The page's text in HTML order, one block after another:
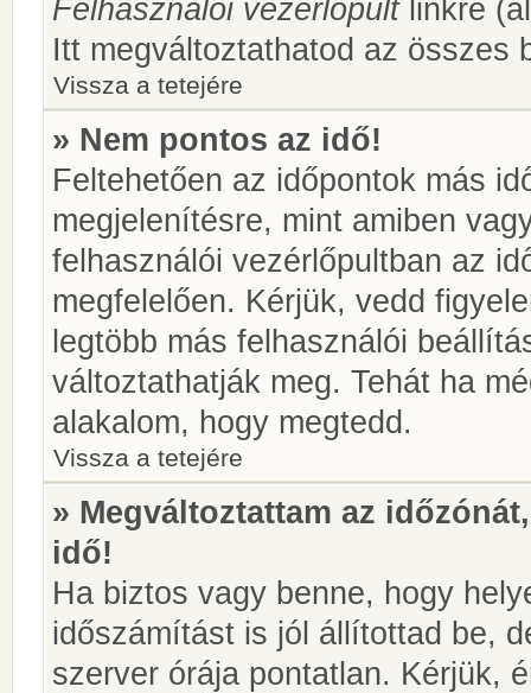
Felhasználói vezérlőpultlinkre
Itt megváltoztathatod az összes
Vissza a tetejére
» Nem pontos az idő!
Feltehetően az időpontok más
megjelenítésre, mint amiben
felhasználói vezérlőpultban az
megfelelően. Kérjük, vedd
legtöbb más felhasználói
változtathatják meg. Tehát ha
alakalom, hogy megtedd.
Vissza a tetejére
» Megváltoztattam az
idő!
Ha biztos vagy benne, hogy
időszámítást is jól állítottad be,
szerver órája pontatlan. Kérjük,